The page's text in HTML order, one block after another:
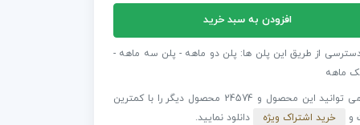
افزودن به سبد خرید
از طریق این پلن ها: پلن دو ماهه - پلن سه ماهه -
ماهه
شما می توانید این محصول و 24574 محصول دیگر را با کمترین
و
خرید اشتراک ویژه دانلود نمایید.